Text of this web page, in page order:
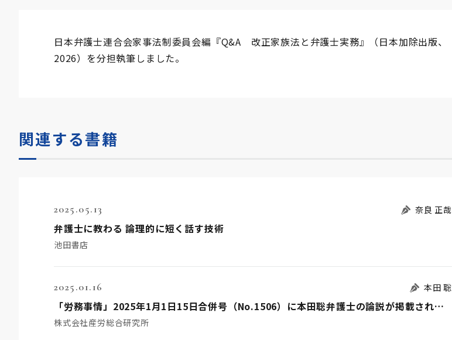
日本弁護士連合会家事法制委員会編『Q&A 改正家族法と弁護士実務』（日本加除出版、
2026）を分担執筆しました。
関連する書籍
2025.05.13 奈良 正哉
弁護士に教わる 論理的に短く話す技術
池田書店
2025.01.16 本田 聡
「労務事情」2025年1月1日15日合併号（No.1506）に本田聡弁護士の論説が掲載されました
株式会社産労総合研究所